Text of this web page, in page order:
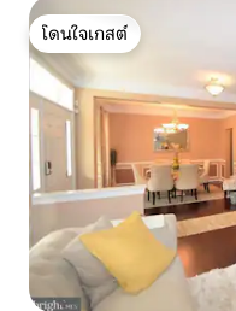
โดนใจเกสต์
โดนใจเกสต์